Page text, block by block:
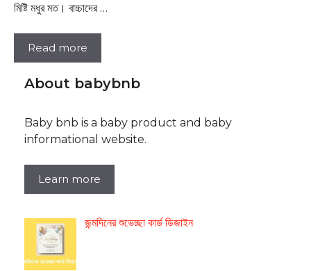
মিষ্টি মধুর মত। বাচ্চাদের …
Read more
About babybnb
Baby bnb is a baby product and baby
informational website.
Learn more
জন্মদিনের শুভেচ্ছা কার্ড ডিজাইন